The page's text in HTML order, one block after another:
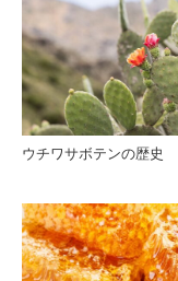
ウチワサボテンの歴史